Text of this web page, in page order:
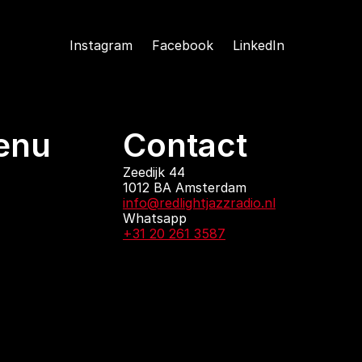
Instagram Facebook LinkedIn
Contact
Zeedijk 44
1012 BA Amsterdam
info@redlightjazzradio.nl
Whatsapp
+31 20 261 3587